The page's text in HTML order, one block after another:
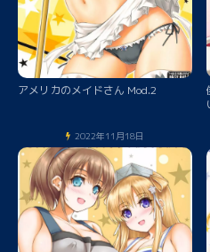
アメリカのメイドさん Mod.2
2022年11月18日